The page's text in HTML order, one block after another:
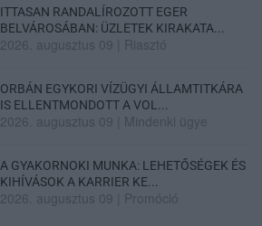
ITTASAN RANDALÍROZOTT EGER
BELVÁROSÁBAN: ÜZLETEK KIRAKATA...
2026. augusztus 09 Riasztó
ORBÁN EGYKORI VÍZÜGYI ÁLLAMTITKÁRA
IS ELLENTMONDOTT A VOL...
2026. augusztus 09 Mindenki ügye
A GYAKORNOKI MUNKA: LEHETŐSÉGEK ÉS
KIHÍVÁSOK A KARRIER KE...
2026. augusztus 09 Promóció